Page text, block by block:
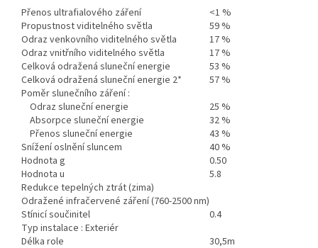
Přenos ultrafialového záření
<1 %
Propustnost viditelného světla
59 %
Odraz venkovního viditelného světla
17 %
Odraz vnitřního viditelného světla
17 %
Celková odražená sluneční energie
53 %
Celková odražená sluneční energie 2*
57 %
Poměr slunečního záření :
Odraz sluneční energie
25 %
Absorpce sluneční energie
32 %
Přenos sluneční energie
43 %
Snížení oslnění sluncem
40 %
Hodnota g
0.50
Hodnota u
5.8
Redukce tepelných ztrát (zima)
Odražené infračervené záření (760-2500 nm)
Stínicí součinitel
0.4
Typ instalace : Exteriér
Délka role
30,5m